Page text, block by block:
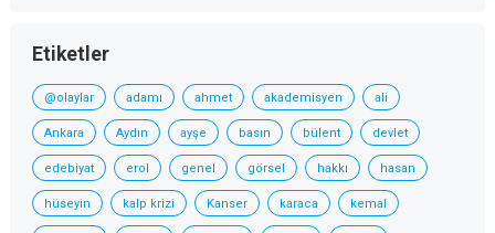
Etiketler
@olaylar adamı ahmet akademisyen ali
Ankara Aydın ayşe basın bülent devlet
edebiyat erol genel görsel hakkı hasan
hüseyin kalp krizi Kanser karaca kemal